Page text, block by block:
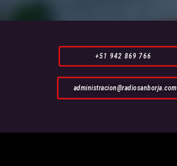
+51 942 869 766
administracion@radiosanborja.com